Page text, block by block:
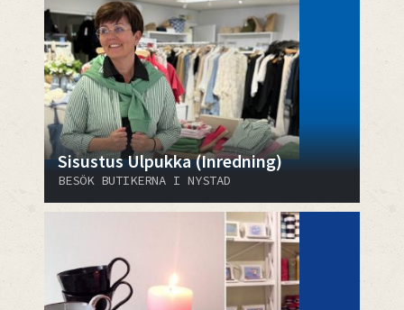
Sisustus Ulpukka (Inredning)
BESÖK BUTIKERNA I NYSTAD